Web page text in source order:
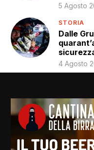
5 Agosto
STORIA
Dalle
4 Agosto